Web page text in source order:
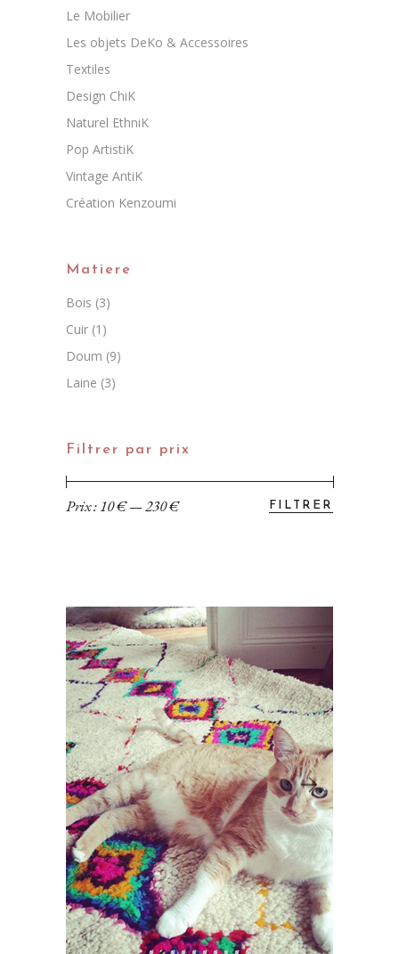
Le Mobilier
Les objets DeKo & Accessoires
Textiles
Design ChiK
Naturel EthniK
Pop ArtistiK
Vintage AntiK
Création Kenzoumi
Matiere
Bois (3)
Cuir (1)
Doum (9)
Laine (3)
Filtrer par prix
Prix
Prix FILTRER
Prix :10 €—230 €